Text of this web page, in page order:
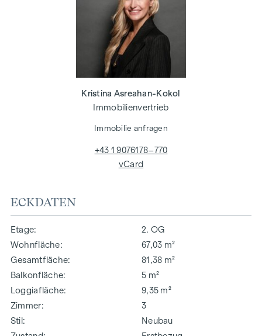
ECKDATEN
Etage
2. OG
Wohnfläche
67,03 m²
Gesamtfläche
81,38 m²
Balkonfläche
5 m²
Loggiafläche
9,35 m²
Zimmer
3
Stil
Neubau
Kristina Asreahan-Kokol
Immobilienvertrieb
Immobilie anfragen
+43 1 9076178–770
vCard